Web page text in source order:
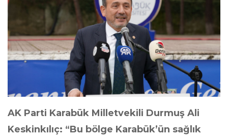
AK Parti Karabük Milletvekili Durmuş Ali
Keskinkılıç: “Bu bölge Karabük’ün sağlık